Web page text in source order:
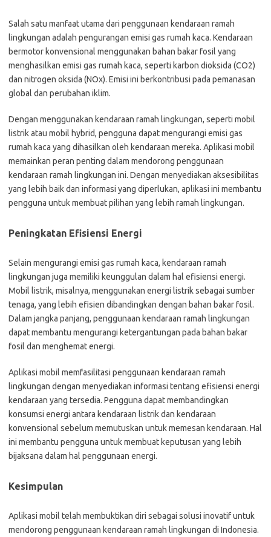
Salah satu manfaat utama dari penggunaan kendaraan ramah
lingkungan adalah pengurangan emisi gas rumah kaca. Kendaraan
bermotor konvensional menggunakan bahan bakar fosil yang
menghasilkan emisi gas rumah kaca, seperti karbon dioksida (CO2)
dan nitrogen oksida (NOx). Emisi ini berkontribusi pada pemanasan
global dan perubahan iklim.
Dengan menggunakan kendaraan ramah lingkungan, seperti mobil
listrik atau mobil hybrid, pengguna dapat mengurangi emisi gas
rumah kaca yang dihasilkan oleh kendaraan mereka. Aplikasi mobil
memainkan peran penting dalam mendorong penggunaan
kendaraan ramah lingkungan ini. Dengan menyediakan aksesibilitas
yang lebih baik dan informasi yang diperlukan, aplikasi ini membantu
pengguna untuk membuat pilihan yang lebih ramah lingkungan.
Peningkatan Efisiensi Energi
Selain mengurangi emisi gas rumah kaca, kendaraan ramah
lingkungan juga memiliki keunggulan dalam hal efisiensi energi.
Mobil listrik, misalnya, menggunakan energi listrik sebagai sumber
tenaga, yang lebih efisien dibandingkan dengan bahan bakar fosil.
Dalam jangka panjang, penggunaan kendaraan ramah lingkungan
dapat membantu mengurangi ketergantungan pada bahan bakar
fosil dan menghemat energi.
Aplikasi mobil memfasilitasi penggunaan kendaraan ramah
lingkungan dengan menyediakan informasi tentang efisiensi energi
kendaraan yang tersedia. Pengguna dapat membandingkan
konsumsi energi antara kendaraan listrik dan kendaraan
konvensional sebelum memutuskan untuk memesan kendaraan. Hal
ini membantu pengguna untuk membuat keputusan yang lebih
bijaksana dalam hal penggunaan energi.
Kesimpulan
Aplikasi mobil telah membuktikan diri sebagai solusi inovatif untuk
mendorong penggunaan kendaraan ramah lingkungan di Indonesia.